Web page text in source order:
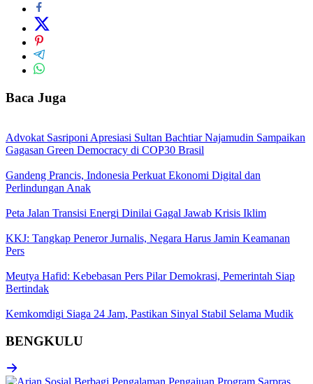
Baca Juga
Advokat Sasriponi Apresiasi Sultan Bachtiar Najamudin Sampaikan
Gagasan Green Democracy di COP30 Brasil
Gandeng Prancis, Indonesia Perkuat Ekonomi Digital dan
Perlindungan Anak
Peta Jalan Transisi Energi Dinilai Gagal Jawab Krisis Iklim
KKJ: Tangkap Peneror Jurnalis, Negara Harus Jamin Keamanan
Pers
Meutya Hafid: Kebebasan Pers Pilar Demokrasi, Pemerintah Siap
Bertindak
Kemkomdigi Siaga 24 Jam, Pastikan Sinyal Stabil Selama Mudik
BENGKULU